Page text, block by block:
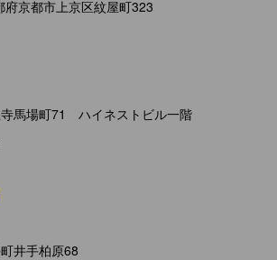
京都市上京区紋屋町323
馬場町71 ハイネストビル一階
井手柏原68